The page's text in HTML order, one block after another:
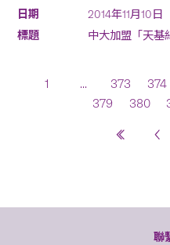
2014年11月10日
中大加盟「天基
1 ... 373 374
379
380
聯